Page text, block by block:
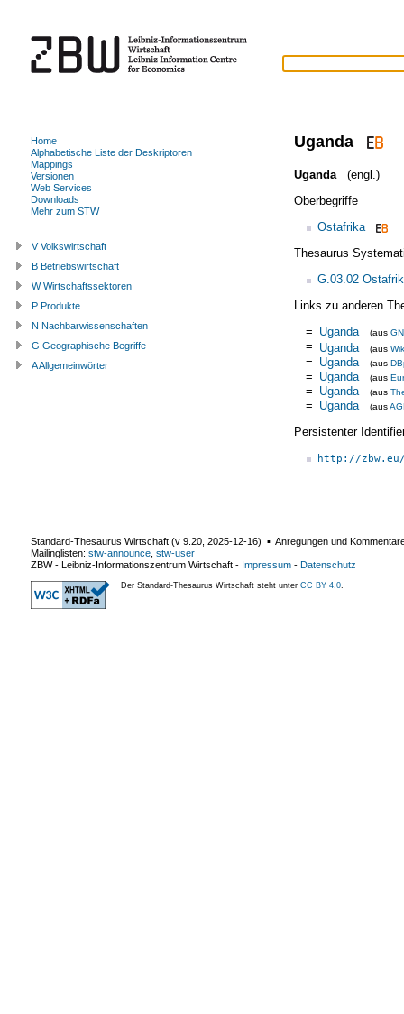
Uganda
Uganda
(engl.)
Oberbegriffe
Ostafrika
Thesaurus
G.03.02
Links zu anderen
= Uganda (aus
= Uganda (aus
= Uganda (aus
= Uganda (aus
= Uganda (aus
= Uganda (aus
Persistenter
http://
Home
Alphabetische Liste der Deskriptoren
Mappings
Versionen
Web Services
Downloads
Mehr zum STW
V Volkswirtschaft
B Betriebswirtschaft
W Wirtschaftssektoren
P Produkte
N Nachbarwissenschaften
G Geographische Begriffe
A Allgemeinwörter
Standard-Thesaurus Wirtschaft (v 9.20 2025-12-16) ▪ Anregungen und
Mailinglisten: stw-announce stw-user
ZBW - Leibniz-Informationszentrum Wirtschaft - Impressum - Datenschutz
Der Standard-Thesaurus Wirtschaft steht unter CC BY 4.0